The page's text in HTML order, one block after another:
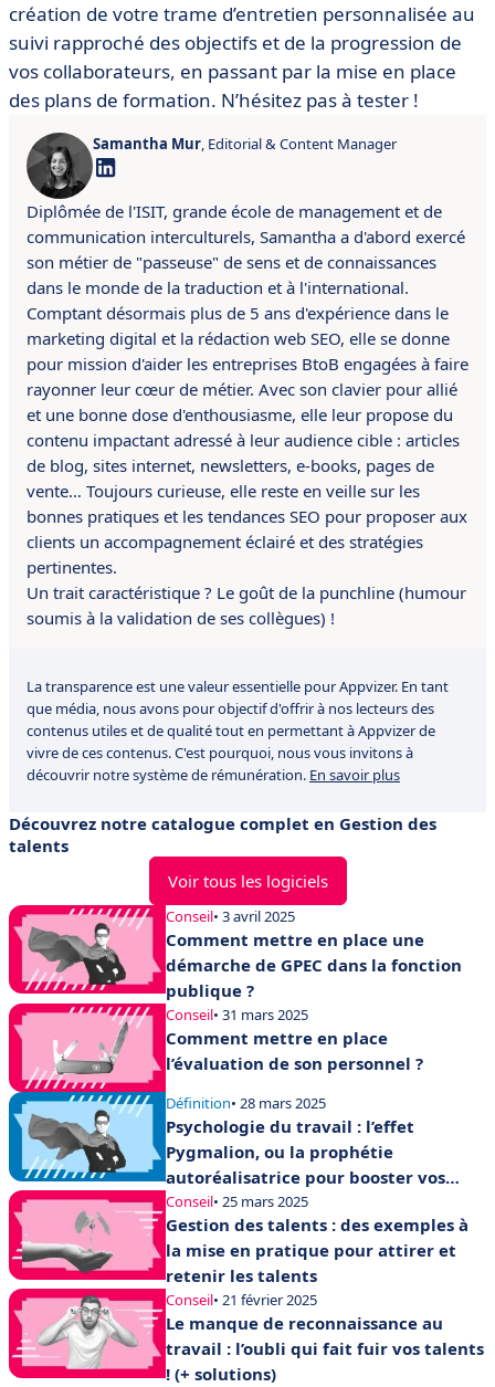
création de votre trame d’entretien personnalisée au
suivi rapproché des objectifs et de la progression de
vos collaborateurs, en passant par la mise en place
des plans de formation. N’hésitez pas à tester !
Samantha Mur, Editorial & Content Manager
Diplômée de l'ISIT, grande école de management et de
communication interculturels, Samantha a d'abord exercé
son métier de "passeuse" de sens et de connaissances
dans le monde de la traduction et à l'international.
Comptant désormais plus de 5 ans d'expérience dans le
marketing digital et la rédaction web SEO, elle se donne
pour mission d'aider les entreprises BtoB engagées à faire
rayonner leur cœur de métier. Avec son clavier pour allié
et une bonne dose d'enthousiasme, elle leur propose du
contenu impactant adressé à leur audience cible : articles
de blog, sites internet, newsletters, e-books, pages de
vente… Toujours curieuse, elle reste en veille sur les
bonnes pratiques et les tendances SEO pour proposer aux
clients un accompagnement éclairé et des stratégies
pertinentes.
Un trait caractéristique ? Le goût de la punchline (humour
soumis à la validation de ses collègues) !
La transparence est une valeur essentielle pour Appvizer. En tant
que média, nous avons pour objectif d'offrir à nos lecteurs des
contenus utiles et de qualité tout en permettant à Appvizer de
vivre de ces contenus. C'est pourquoi, nous vous invitons à
découvrir notre système de rémunération. En savoir plus
Découvrez notre catalogue complet en Gestion des
talents
Voir tous les logiciels
Conseil• 3 avril 2025
Comment mettre en place une
démarche de GPEC dans la fonction
publique ?
Conseil• 31 mars 2025
Comment mettre en place
l’évaluation de son personnel ?
Définition• 28 mars 2025
Psychologie du travail : l’effet
Pygmalion, ou la prophétie
autoréalisatrice pour booster vos
équipes
Conseil• 25 mars 2025
Gestion des talents : des exemples à
la mise en pratique pour attirer et
retenir les talents
Conseil• 21 février 2025
Le manque de reconnaissance au
travail : l’oubli qui fait fuir vos talents
! (+ solutions)